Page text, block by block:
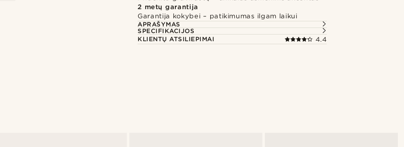
2 metų garantija
Garantija kokybei – patikimumas ilgam laikui
APRAŠYMAS
SPECIFIKACIJOS
KLIENTŲ ATSILIEPIMAI
4.4